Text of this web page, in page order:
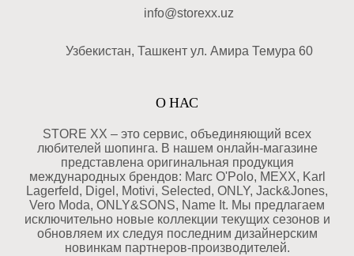
info@storexx.uz
Узбекистан, Ташкент ул. Амира Темура 60
О НАС
STORE XX – это сервис, объединяющий всех
любителей шопинга. В нашем онлайн-магазине
представлена оригинальная продукция
международных брендов: Marc O'Polo, MEXX, Karl
Lagerfeld, Digel, Motivi, Selected, ONLY, Jack&Jones,
Vero Moda, ONLY&SONS, Name It. Мы предлагаем
исключительно новые коллекции текущих сезонов и
обновляем их следуя последним дизайнерским
новинкам партнеров-производителей.